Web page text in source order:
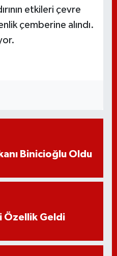
etkileri çevre
çemberine alındı.
Binicioğlu Oldu
Özellik Geldi